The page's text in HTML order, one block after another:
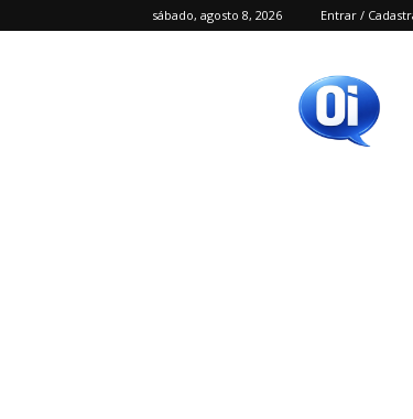
sábado, agosto 8, 2026 Entrar /